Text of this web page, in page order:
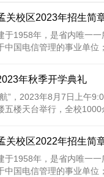
关校区2023年招生简
于1958年，是省内唯一
中国电信管理的事业单位
年秋季开学典礼
”，2023年8月7日上午
五楼天台举行，全校1000
关校区2022年招生简
于1958年，是省内唯一
中国电信管理的事业单位